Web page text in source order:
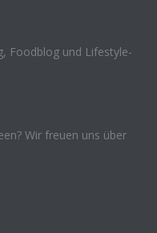
Foodblog und Lifestyle-
Wir freuen uns über